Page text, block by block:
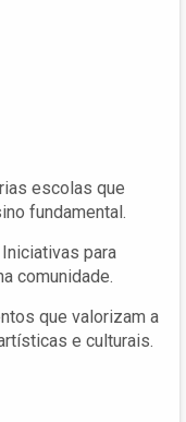
escolas que
fundamental.
Iniciativas para
comunidade.
que valorizam a
e culturais.